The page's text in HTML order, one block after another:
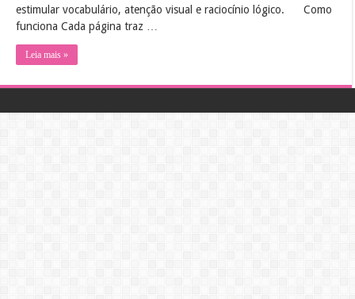
estimular vocabulário, atenção visual e raciocínio lógico.
Como
funciona Cada página traz …
Leia mais »